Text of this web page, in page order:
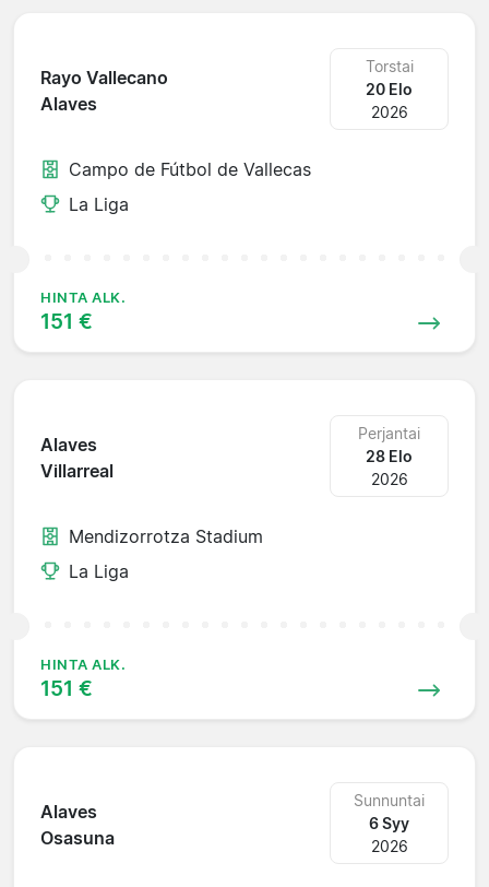
Rayo Vallecano
Alaves
Torstai
20 Elo
2026
Campo de Fútbol de Vallecas
La Liga
HINTA ALK.
151 €
Alaves
Villarreal
Perjantai
28 Elo
2026
Mendizorrotza Stadium
La Liga
HINTA ALK.
151 €
Alaves
Osasuna
Sunnuntai
6 Syy
2026